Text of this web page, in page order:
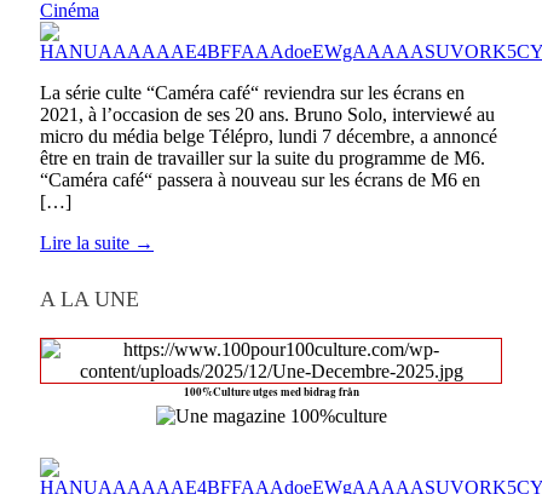
Cinéma
La série culte “Caméra café“ reviendra sur les écrans en
2021, à l’occasion de ses 20 ans. Bruno Solo, interviewé au
micro du média belge Télépro, lundi 7 décembre, a annoncé
être en train de travailler sur la suite du programme de M6.
“Caméra café“ passera à nouveau sur les écrans de M6 en
[…]
Lire la suite →
A LA UNE
100%Culture utges med bidrag från